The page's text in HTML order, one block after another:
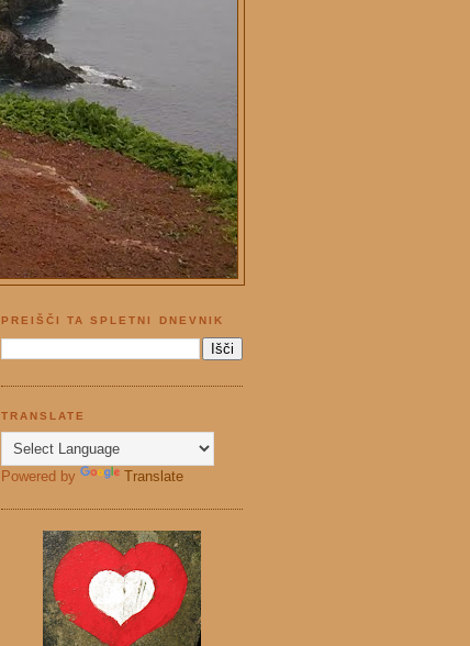
PREIŠČI TA SPLETNI DNEVNIK
TRANSLATE
Powered by Translate